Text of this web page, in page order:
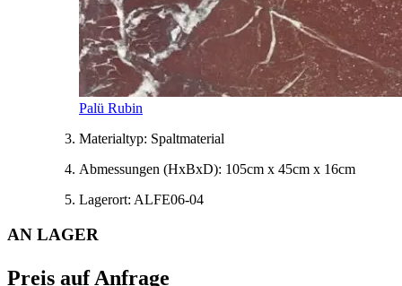
Palü Rubin
Materialtyp: Spaltmaterial
Abmessungen (HxBxD): 105cm x 45cm x 16cm
Lagerort: ALFE06-04
AN LAGER
Preis auf Anfrage